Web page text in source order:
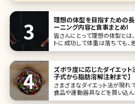
理想の体型を目指すための長
ーニング内容と食事まとめ!
皆さんにとって理想の体型とは
トに成功して体重は落ちても、
た……という経験のある方も多い
ましょう。 目次
ズボラ度に応じたダイエット
子式から脂肪溶解注射まで】
さまざまなダイエット法が現れ
食品や運動器具などを買い込ん
れも長続きしなかった……。あな